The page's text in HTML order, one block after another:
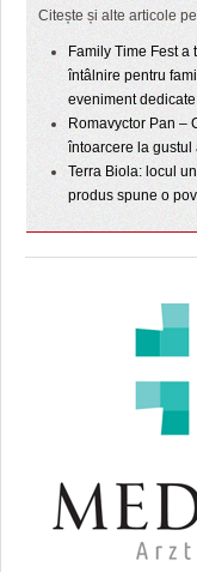
Citește și alte articole pe
Family Time Fest
întâlnire pentru
eveniment
Romavyctor Pan –
întoarcere la gustul
Terra Biola: locul
produs spune o